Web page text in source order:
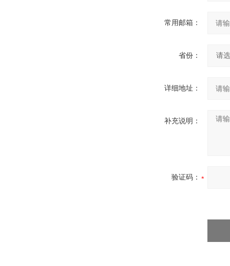
常用邮箱：
省份：
详细地址：
补充说明：
验证码：